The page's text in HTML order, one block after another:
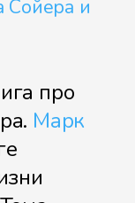
Сойера и
про
Марк